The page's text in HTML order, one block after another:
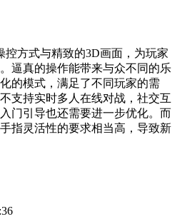
控方式与精致的3D画面，为玩家
逼真的操作能带来与众不同的乐
的模式，满足了不同玩家的需
支持实时多人在线对战，社交互
门引导也还需要进一步优化。而
指灵活性的要求相当高，导致新